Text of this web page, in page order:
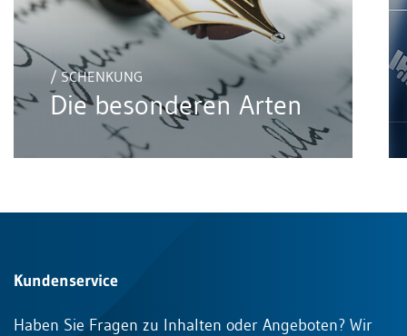
/ SCHENKUNG
Die besonderen Arten
Kundenservice
Haben Sie Fragen zu Inhalten oder Angeboten? Wir